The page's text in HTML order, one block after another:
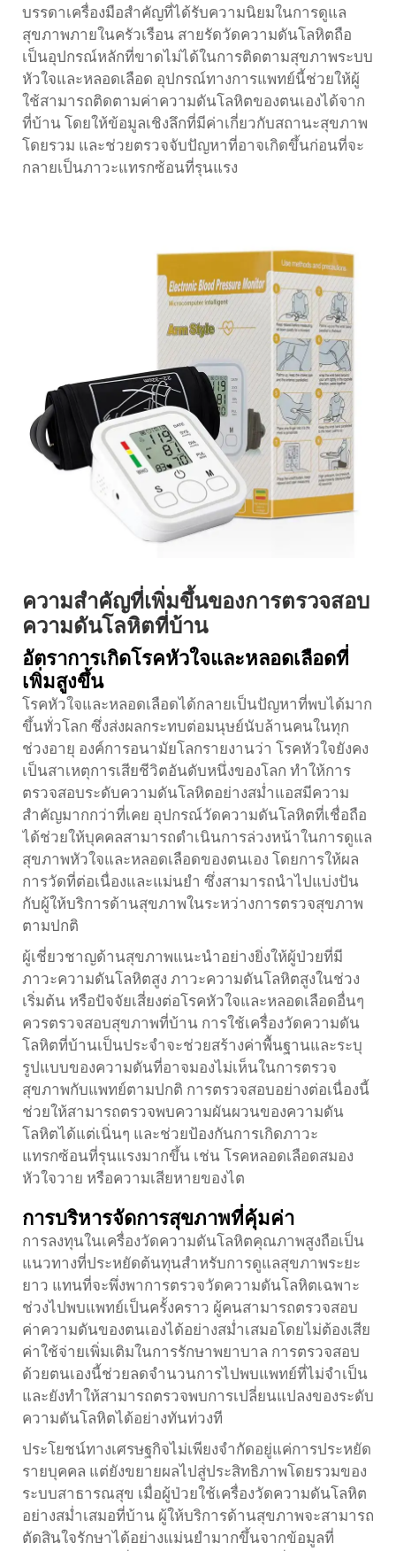
บรรดาเครื่องมือสำคัญที่ได้รับความนิยมในการดูแล
สุขภาพภายในครัวเรือน สายรัดวัดความดันโลหิตถือ
เป็นอุปกรณ์หลักที่ขาดไม่ได้ในการติดตามสุขภาพระบบ
หัวใจและหลอดเลือด อุปกรณ์ทางการแพทย์นี้ช่วยให้ผู้
ใช้สามารถติดตามค่าความดันโลหิตของตนเองได้จาก
ที่บ้าน โดยให้ข้อมูลเชิงลึกที่มีค่าเกี่ยวกับสถานะสุขภาพ
โดยรวม และช่วยตรวจจับปัญหาที่อาจเกิดขึ้นก่อนที่จะ
กลายเป็นภาวะแทรกซ้อนที่รุนแรง
ความสำคัญที่เพิ่มขึ้นของการตรวจสอบ
ความดันโลหิตที่บ้าน
อัตราการเกิดโรคหัวใจและหลอดเลือดที่
เพิ่มสูงขึ้น
โรคหัวใจและหลอดเลือดได้กลายเป็นปัญหาที่พบได้มาก
ขึ้นทั่วโลก ซึ่งส่งผลกระทบต่อมนุษย์นับล้านคนในทุก
ช่วงอายุ องค์การอนามัยโลกรายงานว่า โรคหัวใจยังคง
เป็นสาเหตุการเสียชีวิตอันดับหนึ่งของโลก ทำให้การ
ตรวจสอบระดับความดันโลหิตอย่างสม่ำแอสมีความ
สำคัญมากกว่าที่เคย อุปกรณ์วัดความดันโลหิตที่เชื่อถือ
ได้ช่วยให้บุคคลสามารถดำเนินการล่วงหน้าในการดูแล
สุขภาพหัวใจและหลอดเลือดของตนเอง โดยการให้ผล
การวัดที่ต่อเนื่องและแม่นยำ ซึ่งสามารถนำไปแบ่งปัน
กับผู้ให้บริการด้านสุขภาพในระหว่างการตรวจสุขภาพ
ตามปกติ
ผู้เชี่ยวชาญด้านสุขภาพแนะนำอย่างยิ่งให้ผู้ป่วยที่มี
ภาวะความดันโลหิตสูง ภาวะความดันโลหิตสูงในช่วง
เริ่มต้น หรือปัจจัยเสี่ยงต่อโรคหัวใจและหลอดเลือดอื่นๆ
ควรตรวจสอบสุขภาพที่บ้าน การใช้เครื่องวัดความดัน
โลหิตที่บ้านเป็นประจำจะช่วยสร้างค่าพื้นฐานและระบุ
รูปแบบของความดันที่อาจมองไม่เห็นในการตรวจ
สุขภาพกับแพทย์ตามปกติ การตรวจสอบอย่างต่อเนื่องนี้
ช่วยให้สามารถตรวจพบความผันผวนของความดัน
โลหิตได้แต่เนิ่นๆ และช่วยป้องกันการเกิดภาวะ
แทรกซ้อนที่รุนแรงมากขึ้น เช่น โรคหลอดเลือดสมอง
หัวใจวาย หรือความเสียหายของไต
การบริหารจัดการสุขภาพที่คุ้มค่า
การลงทุนในเครื่องวัดความดันโลหิตคุณภาพสูงถือเป็น
แนวทางที่ประหยัดต้นทุนสำหรับการดูแลสุขภาพระยะ
ยาว แทนที่จะพึ่งพาการตรวจวัดความดันโลหิตเฉพาะ
ช่วงไปพบแพทย์เป็นครั้งคราว ผู้คนสามารถตรวจสอบ
ค่าความดันของตนเองได้อย่างสม่ำเสมอโดยไม่ต้องเสีย
ค่าใช้จ่ายเพิ่มเติมในการรักษาพยาบาล การตรวจสอบ
ด้วยตนเองนี้ช่วยลดจำนวนการไปพบแพทย์ที่ไม่จำเป็น
และยังทำให้สามารถตรวจพบการเปลี่ยนแปลงของระดับ
ความดันโลหิตได้อย่างทันท่วงที
ประโยชน์ทางเศรษฐกิจไม่เพียงจำกัดอยู่แค่การประหยัด
รายบุคคล แต่ยังขยายผลไปสู่ประสิทธิภาพโดยรวมของ
ระบบสาธารณสุข เมื่อผู้ป่วยใช้เครื่องวัดความดันโลหิต
อย่างสม่ำเสมอที่บ้าน ผู้ให้บริการด้านสุขภาพจะสามารถ
ตัดสินใจรักษาได้อย่างแม่นยำมากขึ้นจากข้อมูลที่